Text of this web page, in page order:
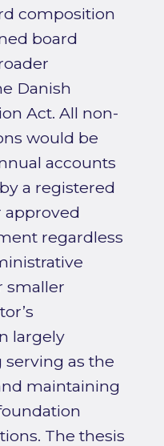
composition
board
Danish
Act. All non-
would be
accounts
a registered
approved
regardless
smaller
largely
as the
maintaining
The thesis